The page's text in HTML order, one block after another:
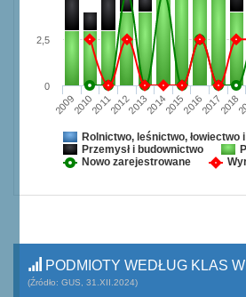
2009201020112012201320142015201620172018
0
2,5
Rolnictwo, leśnictwo, łowiectwo
Przemysł i budownictwo
Nowo zarejestrowane
PODMIOTY WEDŁUG KLAS
(Źródło: GUS, 31.XII.2024)